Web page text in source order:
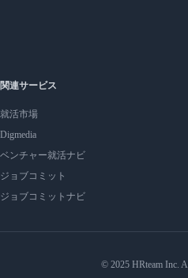
関連サービス
就活市場
Digmedia
ベンチャー就活ナビ
ジョブコミット
ジョブコミットナビ
© 2025 HRteam Inc.